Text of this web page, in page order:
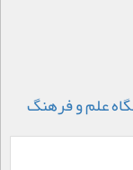
علم و فرهنگ